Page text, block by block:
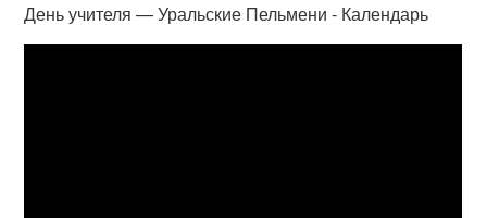
День учителя — Уральские Пельмени - Календарь